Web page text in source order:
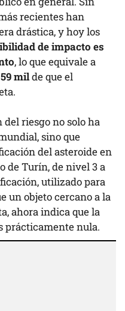
recientes han
drástica, y hoy los
de impacto es
, lo que equivale a
milde que el
riesgo no solo ha
sino que
del asteroide en
de Turín, de nivel 3 a
utilizado para
un objeto cercano a la
ahora indica que la
prácticamente nula.